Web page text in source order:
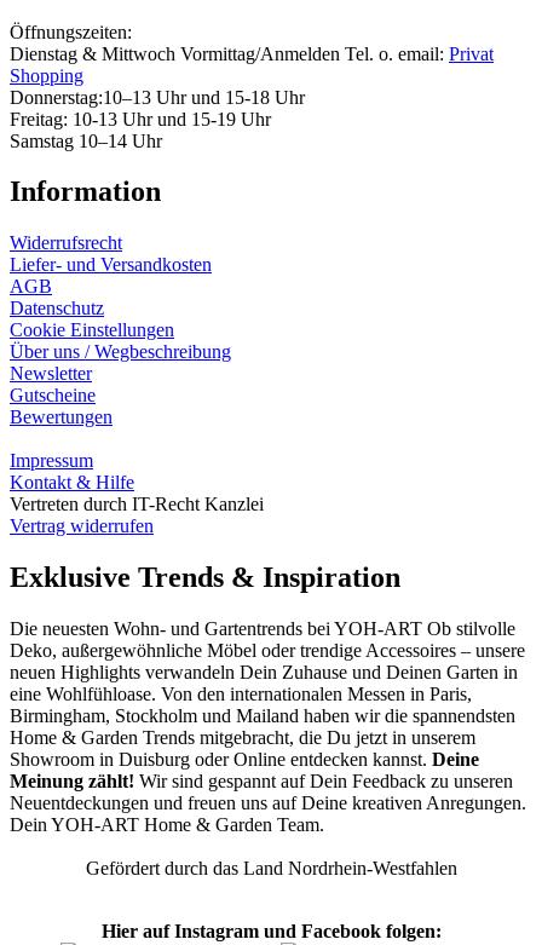
Öffnungszeiten:
Dienstag & Mittwoch Vormittag/Anmelden Tel. o. email: Privat
Shopping
Donnerstag:10–13 Uhr und 15-18 Uhr
Freitag: 10-13 Uhr und 15-19 Uhr
Samstag 10–14 Uhr
Information
Widerrufsrecht
Liefer- und Versandkosten
AGB
Datenschutz
Cookie Einstellungen
Über uns / Wegbeschreibung
Newsletter
Gutscheine
Bewertungen
Impressum
Kontakt & Hilfe
Vertreten durch IT-Recht Kanzlei
Vertrag widerrufen
Exklusive Trends & Inspiration
Die neuesten Wohn- und Gartentrends bei YOH‑ART Ob stilvolle
Deko, außergewöhnliche Möbel oder trendige Accessoires – unsere
neuen Highlights verwandeln Dein Zuhause und Deinen Garten in
eine Wohlfühloase. Von den internationalen Messen in Paris,
Birmingham, Stockholm und Mailand haben wir die spannendsten
Home & Garden Trends mitgebracht, die Du jetzt in unserem
Showroom in Duisburg oder Online entdecken kannst. Deine
Meinung zählt! Wir sind gespannt auf Dein Feedback zu unseren
Neuentdeckungen und freuen uns auf Deine kreativen Anregungen.
Dein YOH‑ART Home & Garden Team.
Gefördert durch das Land Nordrhein-Westfahlen
Hier auf Instagram und Facebook folgen: